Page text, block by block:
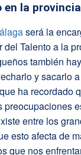
en la provincia
será la
Talento a la
también
y sacarlo
ha recordado
preocupaciones
entre los
esto afecta de
que nos